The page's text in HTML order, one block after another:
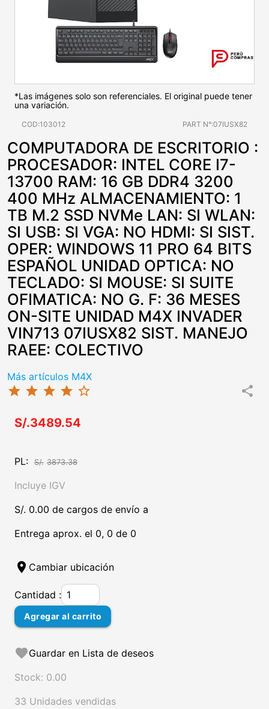
*Las imágenes solo son referenciales. El original puede tener
una variación.
COD:103012 PART N°:07IUSX82
COMPUTADORA DE ESCRITORIO :
PROCESADOR: INTEL CORE I7-
13700 RAM: 16 GB DDR4 3200
400 MHz ALMACENAMIENTO: 1
TB M.2 SSD NVMe LAN: SI WLAN:
SI USB: SI VGA: NO HDMI: SI SIST.
OPER: WINDOWS 11 PRO 64 BITS
ESPAÑOL UNIDAD OPTICA: NO
TECLADO: SI MOUSE: SI SUITE
OFIMATICA: NO G. F: 36 MESES
ON-SITE UNIDAD M4X INVADER
VIN713 07IUSX82 SIST. MANEJO
RAEE: COLECTIVO
Más artículos M4X
star star star star star_border share
S/.3489.54
PL: S/. 3873.38
Incluye IGV
S/. 0.00 de cargos de envío a
Entrega aprox. el 0, 0 de 0
location_on Cambiar ubicación
Cantidad :
Agregar al carrito
favoriteGuardar en Lista de deseos
Stock: 0.00
33 Unidades vendidas